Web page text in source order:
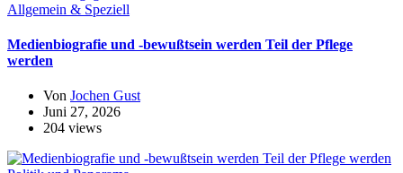
Allgemein & Speziell
Medienbiografie und -bewußtsein werden Teil der Pflege
werden
Von Jochen Gust
Juni 27, 2026
204 views